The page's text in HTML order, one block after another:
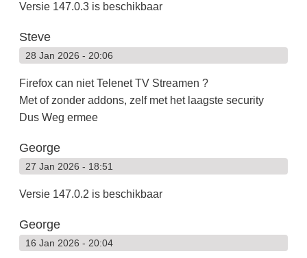
Versie 147.0.3 is beschikbaar
Steve
28 Jan 2026 - 20:06
Firefox can niet Telenet TV Streamen ?
Met of zonder addons, zelf met het laagste security
Dus Weg ermee
George
27 Jan 2026 - 18:51
Versie 147.0.2 is beschikbaar
George
16 Jan 2026 - 20:04